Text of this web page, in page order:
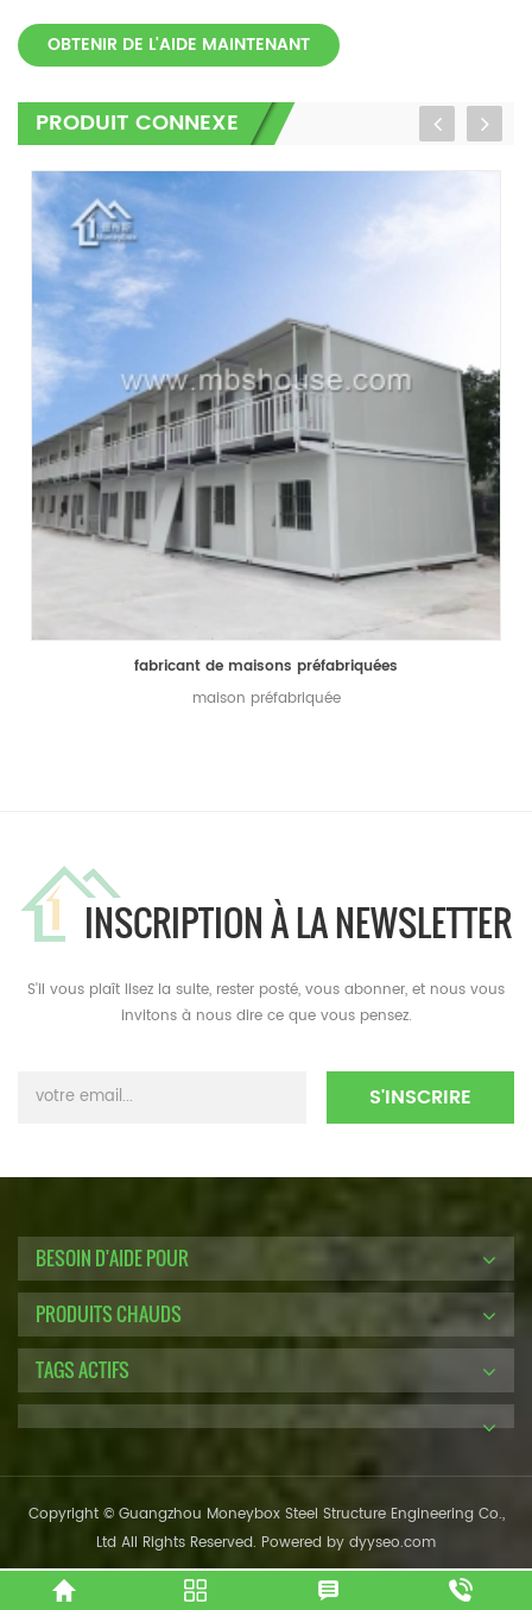
OBTENIR DE L'AIDE MAINTENANT
PRODUIT CONNEXE
fabricant de maisons préfabriquées
maison préfabriquée
INSCRIPTION À LA NEWSLETTER
S'il vous plaît lisez la suite, rester posté, vous abonner, et nous vous
invitons à nous dire ce que vous pensez.
BESOIN D'AIDE POUR
PRODUITS CHAUDS
TAGS ACTIFS
Copyright © Guangzhou Moneybox Steel Structure Engineering Co.,
Ltd All Rights Reserved. Powered by dyyseo.com